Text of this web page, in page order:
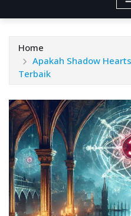
Home
Apakah Shadow
Terbaik